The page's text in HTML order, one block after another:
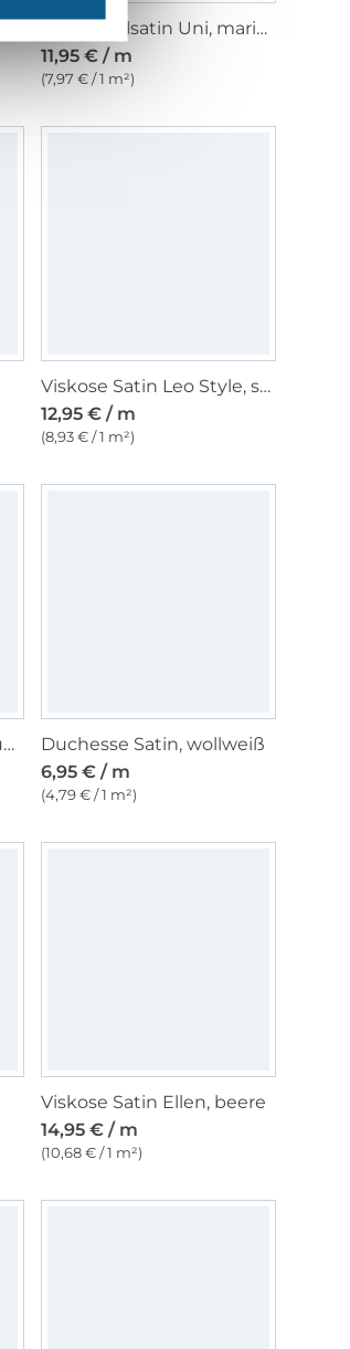
Baumwollsatin Uni, marine
11,95 € / m
(7,97 € / 1 m²)
Viskose Satin Leo Style, sand
12,95 € / m
(8,93 € / 1 m²)
Baumwollsatin Uni, blaupetrol
Duchesse Satin, wollweiß
6,95 € / m
(4,79 € / 1 m²)
Viskose Satin Ellen, beere
14,95 € / m
(10,68 € / 1 m²)